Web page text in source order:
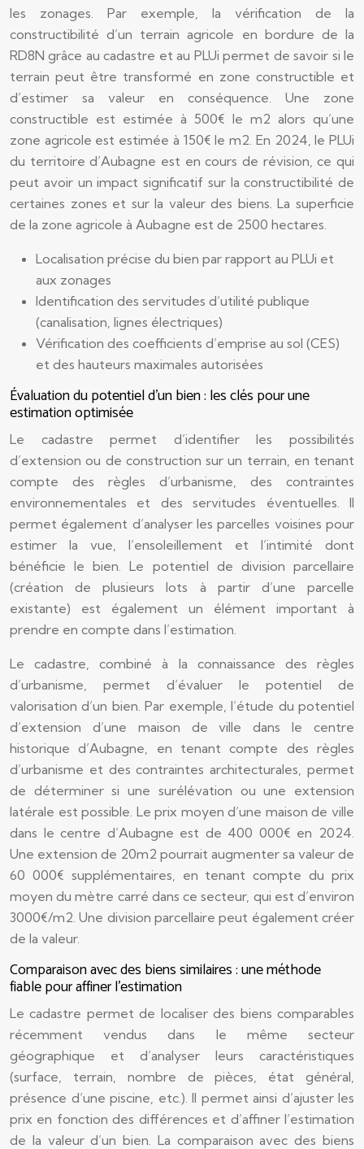
les zonages. Par exemple, la vérification de la
constructibilité d’un terrain agricole en bordure de la
RD8N grâce au cadastre et au PLUi permet de savoir si le
terrain peut être transformé en zone constructible et
d’estimer sa valeur en conséquence. Une zone
constructible est estimée à 500€ le m2 alors qu’une
zone agricole est estimée à 150€ le m2. En 2024, le PLUi
du territoire d’Aubagne est en cours de révision, ce qui
peut avoir un impact significatif sur la constructibilité de
certaines zones et sur la valeur des biens. La superficie
de la zone agricole à Aubagne est de 2500 hectares.
Localisation précise du bien par rapport au PLUi et
aux zonages
Identification des servitudes d’utilité publique
(canalisation, lignes électriques)
Vérification des coefficients d’emprise au sol (CES)
et des hauteurs maximales autorisées
Évaluation du potentiel d’un bien : les clés pour une
estimation optimisée
Le cadastre permet d’identifier les possibilités
d’extension ou de construction sur un terrain, en tenant
compte des règles d’urbanisme, des contraintes
environnementales et des servitudes éventuelles. Il
permet également d’analyser les parcelles voisines pour
estimer la vue, l’ensoleillement et l’intimité dont
bénéficie le bien. Le potentiel de division parcellaire
(création de plusieurs lots à partir d’une parcelle
existante) est également un élément important à
prendre en compte dans l’estimation.
Le cadastre, combiné à la connaissance des règles
d’urbanisme, permet d’évaluer le potentiel de
valorisation d’un bien. Par exemple, l’étude du potentiel
d’extension d’une maison de ville dans le centre
historique d’Aubagne, en tenant compte des règles
d’urbanisme et des contraintes architecturales, permet
de déterminer si une surélévation ou une extension
latérale est possible. Le prix moyen d’une maison de ville
dans le centre d’Aubagne est de 400 000€ en 2024.
Une extension de 20m2 pourrait augmenter sa valeur de
60 000€ supplémentaires, en tenant compte du prix
moyen du mètre carré dans ce secteur, qui est d’environ
3000€/m2. Une division parcellaire peut également créer
de la valeur.
Comparaison avec des biens similaires : une méthode
fiable pour affiner l’estimation
Le cadastre permet de localiser des biens comparables
récemment vendus dans le même secteur
géographique et d’analyser leurs caractéristiques
(surface, terrain, nombre de pièces, état général,
présence d’une piscine, etc.). Il permet ainsi d’ajuster les
prix en fonction des différences et d’affiner l’estimation
de la valeur d’un bien. La comparaison avec des biens